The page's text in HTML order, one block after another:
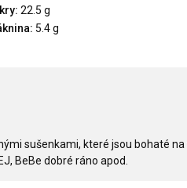
22.5 g
5.4 g
sušenkami, které jsou bohaté na
BeBe dobré ráno apod.